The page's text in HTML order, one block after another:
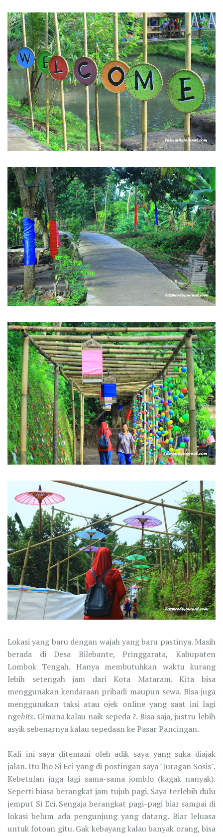
Lokasi yang baru dengan wajah yang baru pastinya. Masih
berada di Desa Bilebante, Pringgarata, Kabupaten
Lombok Tengah. Hanya membutuhkan waktu kurang
lebih setengah jam dari Kota Mataram. Kita bisa
menggunakan kendaraan pribadi maupun sewa. Bisa juga
menggunakan taksi atau ojek online yang saat ini lagi
ngehits. Gimana kalau naik sepeda ?. Bisa saja, justru lebih
asyik sebenarnya kalau sepedaan ke Pasar Pancingan.
Kali ini saya ditemani oleh adik saya yang suka diajak
jalan. Itu lho Si Eci yang di postingan saya "Juragan Sosis".
Kebetulan juga lagi sama-sama jomblo (kagak nanyak).
Seperti biasa berangkat jam tujuh pagi. Saya terlebih dulu
jemput Si Eci. Sengaja berangkat pagi-pagi biar sampai di
lokasi belum ada pengunjung yang datang. Biar leluasa
untuk fotoan gitu. Gak kebayang kalau banyak orang, bisa